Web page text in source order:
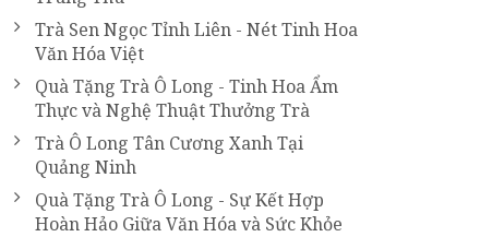
Trà Sen Ngọc Tỉnh Liên - Nét Tinh Hoa
Văn Hóa Việt
Quà Tặng Trà Ô Long - Tinh Hoa Ẩm
Thực và Nghệ Thuật Thưởng Trà
Trà Ô Long Tân Cương Xanh Tại
Quảng Ninh
Quà Tặng Trà Ô Long - Sự Kết Hợp
Hoàn Hảo Giữa Văn Hóa và Sức Khỏe